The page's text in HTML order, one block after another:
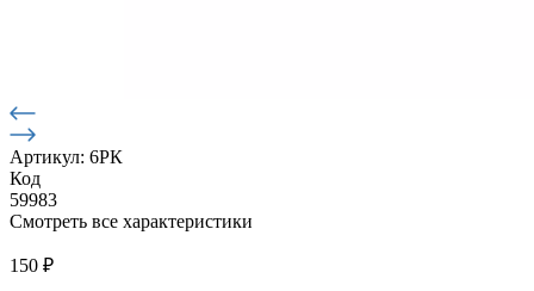
Артикул: 6РК
Код
59983
Смотреть все характеристики
150 ₽